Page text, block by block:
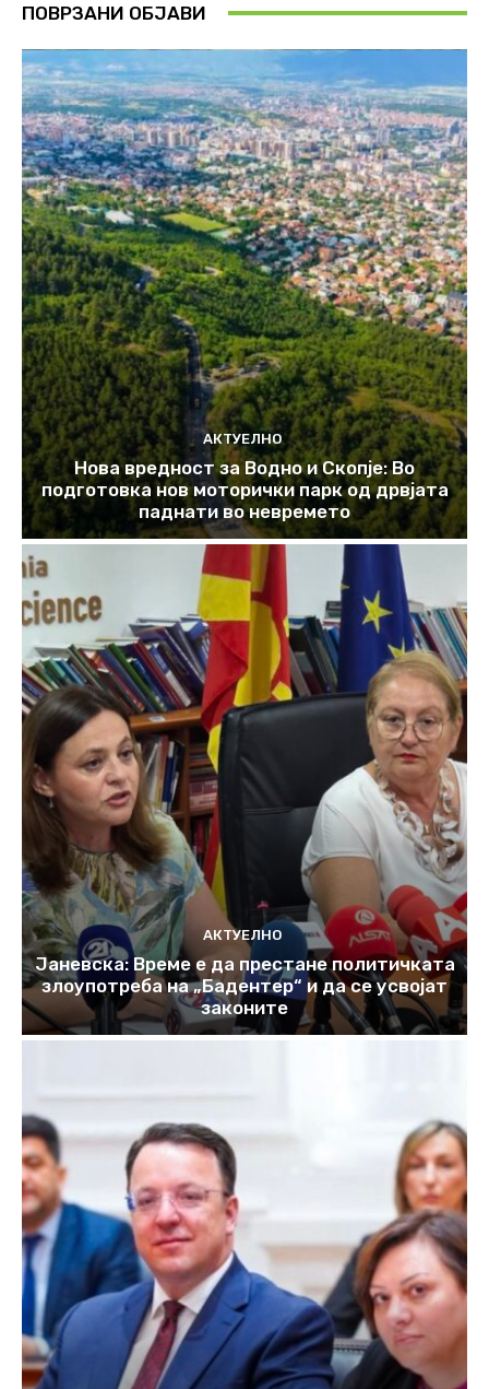
ПОВРЗАНИ ОБЈАВИ
АКТУЕЛНО
Нова вредност за Водно и Скопје: Во
подготовка нов моторички парк од дрвјата
паднати во невремето
АКТУЕЛНО
Јаневска: Време е да престане политичката
злоупотреба на „Бадентер“ и да се усвојат
законите